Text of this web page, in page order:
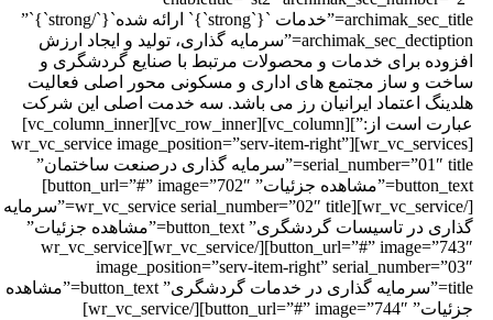
archimak_sec_title=”خدمات `{`strong`}` ارائه شده`{`/strong`}`”
archimak_sec_dectiption=”سرمایه گذاری، تولید و ایجاد ارزش
برای خدمات و محصولات مرتبط با صنایع گردشگری و
و ساز مجتمع های اداری و مسکونی محور اصلی فعالیت
اعتماد ایرانیان رز می باشد. سه خدمت اصلی این شرکت
[wr_vc_services][wr_vc_service image_position=”serv-item-right”
serial_number=”01″ title=”سرمایه گذاری درصنعت ساختمان”
button_text=”مشاهده جزئیات” button_url=”#” image=”702″]
[/wr_vc_service][wr_vc_service serial_number=”02″ title=”سرمایه
گذاری در تاسیسات گردشگری” button_text=”مشاهده جزئیات”
button_url=”#” image=”743″][/wr_vc_service][wr_vc_service
image_position=”serv-item-right”
title=”سرمایه گذاری در خدمات گردشگری” button_text=”مشاهده
جزئیات” button_url=”#” image=”744″][/wr_vc_service]